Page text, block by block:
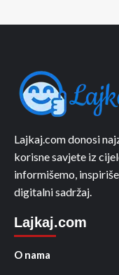
Lajkaj.com donosi
korisne savjete iz
informišemo,
digitalni sadržaj.
Lajkaj.com
O nama